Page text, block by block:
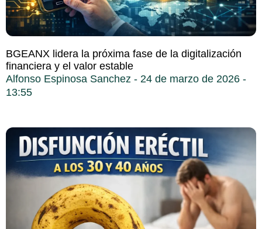
BGEANX lidera la próxima fase de la digitalización
financiera y el valor estable
Alfonso Espinosa Sanchez
24 de marzo de 2026
13:55